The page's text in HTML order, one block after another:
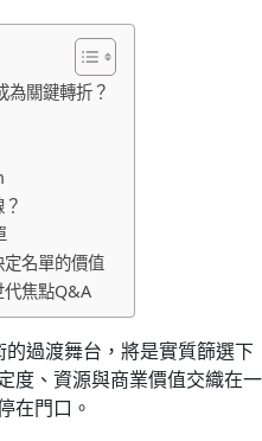
為關鍵轉折？
名單的價值
代焦點Q&A
過渡舞台，將是實質篩選下
度、資源與商業價值交織在一
在門口。